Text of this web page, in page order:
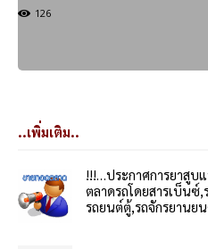
126
..เพิ่มเติม..
!!!…ประกาศการยาสูบ
ตลาดรถโดยสารเบ็นซ์,
รถยนต์ตู้,รถจักรยานยน